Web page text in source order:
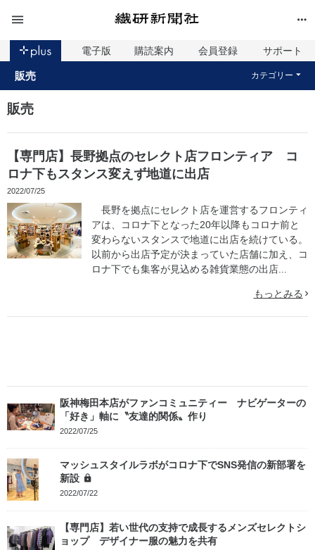
電子版 購読案内 会員登録 サポート
販売 カテゴリー
販売
【専門店】長野拠点のセレクト店フロンティア コ
ロナ下もスタンス変えず地道に出店
2022/07/25
長野を拠点にセレクト店を運営するフロンティ
アは、コロナ下となった20年以降もコロナ前と
変わらないスタンスで地道に出店を続けている。
以前から出店予定が決まっていた店舗に加え、コ
ロナ下でも集客が見込める雑貨業態の出店...
もっとみる
阪神梅田本店がファンコミュニティー ナビゲーターの
「好き」軸に〝友達的関係〟作り
2022/07/25
マッシュスタイルラボがコロナ下でSNS発信の新部署を
新設
2022/07/22
【専門店】若い世代の支持で成長するメンズセレクトシ
ョップ デザイナー服の魅力を共有